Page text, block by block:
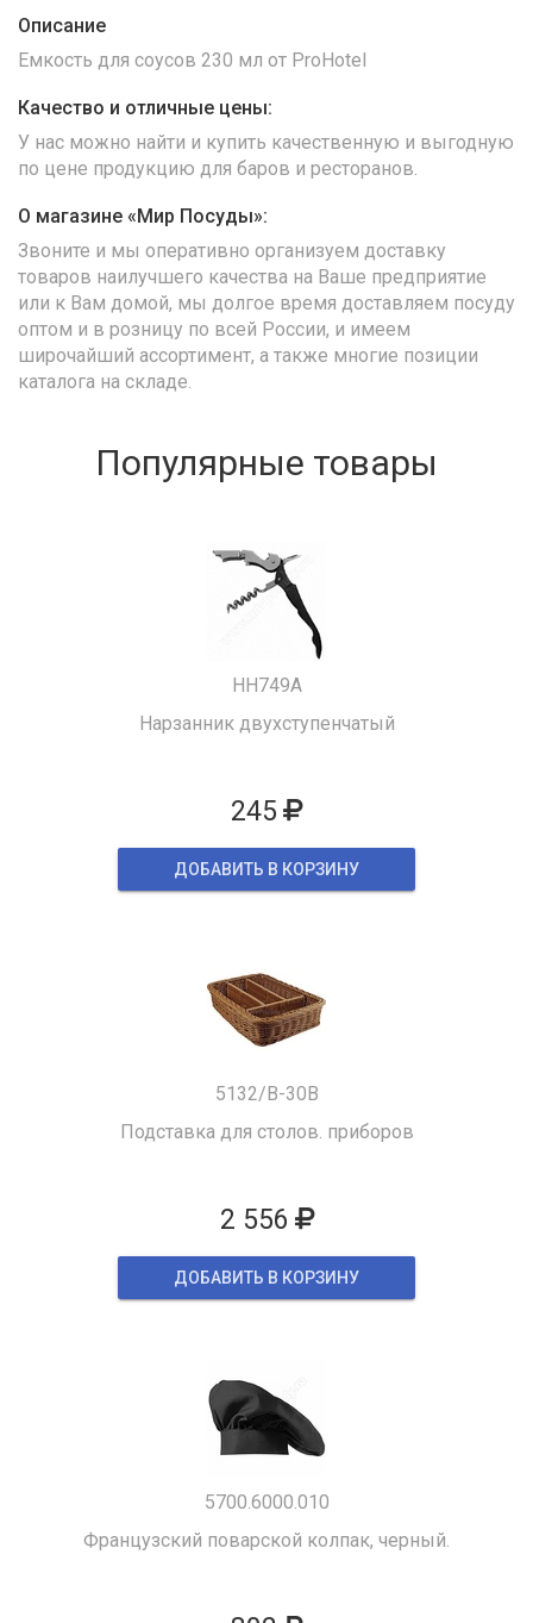
Описание
Емкость для соусов 230 мл от ProHotel
Качество и отличные цены:
У нас можно найти и купить качественную и выгодную
по цене продукцию для баров и ресторанов.
О магазине «Мир Посуды»:
Звоните и мы оперативно организуем доставку
товаров наилучшего качества на Ваше предприятие
или к Вам домой, мы долгое время доставляем посуду
оптом и в розницу по всей России, и имеем
широчайший ассортимент, а также многие позиции
каталога на складе.
Популярные товары
HH749A
Нарзанник двухступенчатый
245
ДОБАВИТЬ В КОРЗИНУ
5132/B-30B
Подставка для столов. приборов
2 556
ДОБАВИТЬ В КОРЗИНУ
5700.6000.010
Французский поварской колпак, черный.